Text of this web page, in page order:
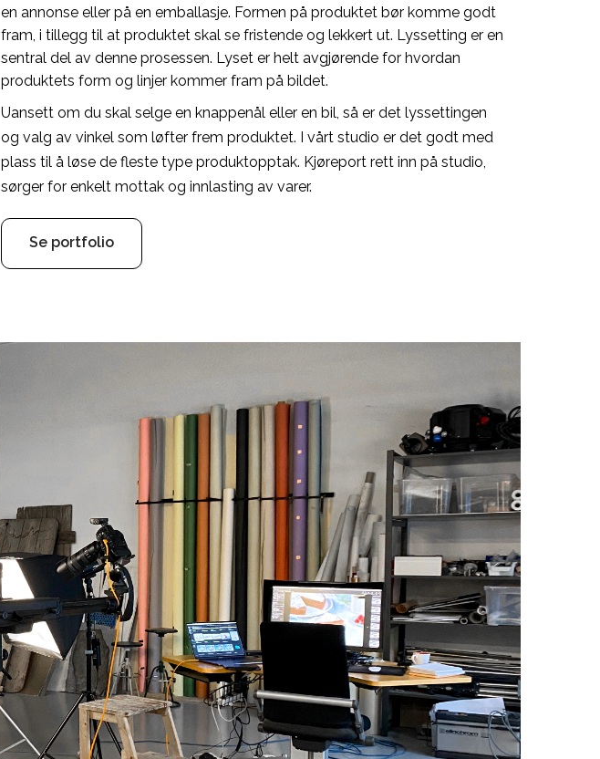
en annonse eller på en emballasje. Formen på produktet bør komme godt
fram, i tillegg til at produktet skal se fristende og lekkert ut. Lyssetting er en
sentral del av denne prosessen. Lyset er helt avgjørende for hvordan
produktets form og linjer kommer fram på bildet.
Uansett om du skal selge en knappenål eller en bil, så er det lyssettingen
og valg av vinkel som løfter frem produktet. I vårt studio er det godt med
plass til å løse de fleste type produktopptak. Kjøreport rett inn på studio,
sørger for enkelt mottak og innlasting av varer.
Se portfolio